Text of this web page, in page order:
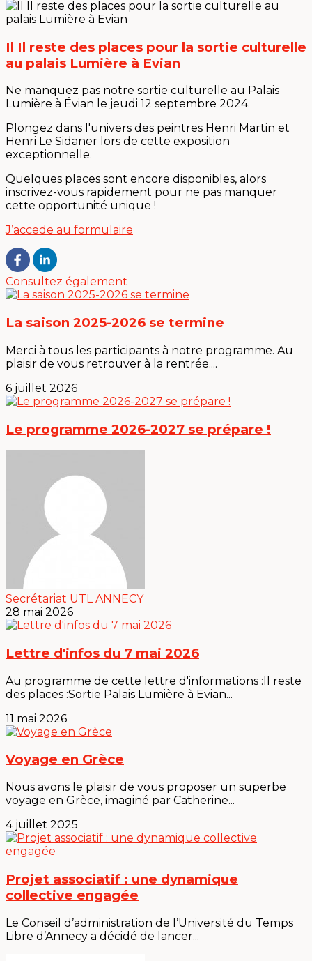
Il Il reste des places pour la sortie culturelle
au palais Lumière à Evian
Ne manquez pas notre sortie culturelle au Palais
Lumière à Évian le jeudi 12 septembre 2024.
Plongez dans l'univers des peintres Henri Martin et
Henri Le Sidaner lors de cette exposition
exceptionnelle.
Quelques places sont encore disponibles, alors
inscrivez-vous rapidement pour ne pas manquer
cette opportunité unique !
J’accede au formulaire
Consultez également
La saison 2025-2026 se termine
Merci à tous les participants à notre programme. Au
plaisir de vous retrouver à la rentrée....
6 juillet 2026
Le programme 2026-2027 se prépare !
Secrétariat UTL ANNECY
28 mai 2026
Lettre d'infos du 7 mai 2026
Au programme de cette lettre d'informations :Il reste
des places :Sortie Palais Lumière à Evian...
11 mai 2026
Voyage en Grèce
Nous avons le plaisir de vous proposer un superbe
voyage en Grèce, imaginé par Catherine...
4 juillet 2025
Projet associatif : une dynamique
collective engagée
Le Conseil d’administration de l’Université du Temps
Libre d’Annecy a décidé de lancer...